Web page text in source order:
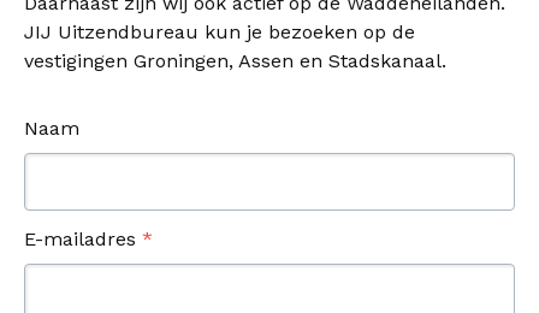
JIJ Uitzendbureau kun je bezoeken op de
vestigingen Groningen, Assen en Stadskanaal.
Naam
E-mailadres *